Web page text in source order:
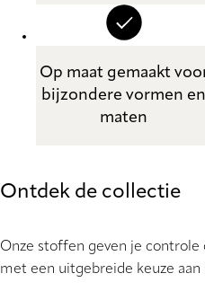
Op maat gemaakt
bijzondere vormen en
maten
Ontdek de collectie
Onze stoffen geven je controle
met een uitgebreide keuze